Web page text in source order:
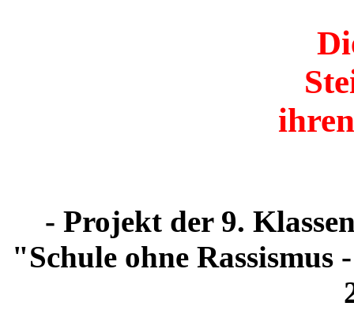
- Projekt der 9.
"Schule ohne